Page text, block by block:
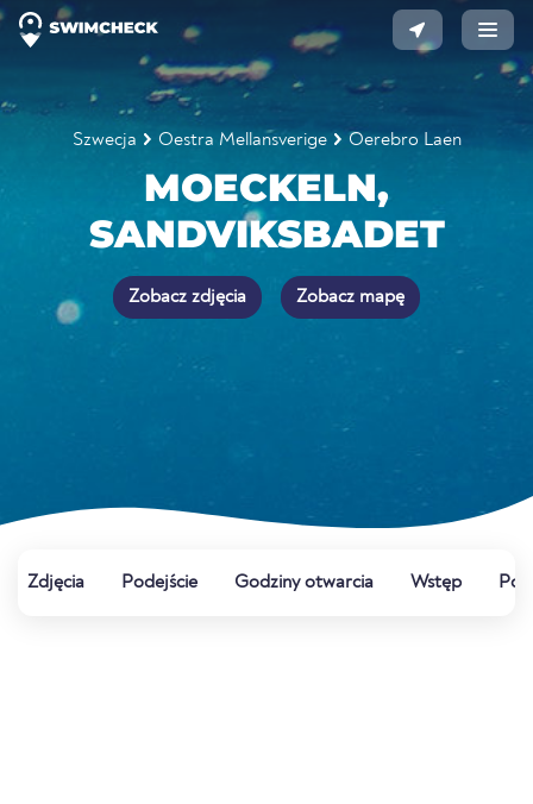
Szwecja Oestra Mellansverige Oerebro Laen
MOECKELN,
SANDVIKSBADET
Zobacz zdjęcia Zobacz mapę
Zdjęcia Podejście Godziny otwarcia Wstęp